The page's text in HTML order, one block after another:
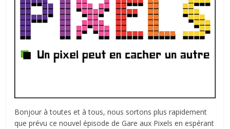
Bonjour à toutes et à tous, nous sortons plus rapidement
que prévu ce nouvel épisode de Gare aux Pixels en espérant